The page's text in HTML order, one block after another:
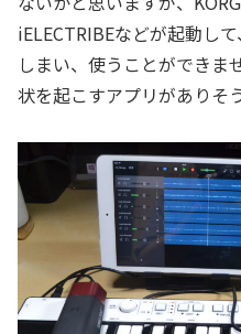
iELECTRIBEなどが起動し
しまい、使うことができま
状を起こすアプリがありそ